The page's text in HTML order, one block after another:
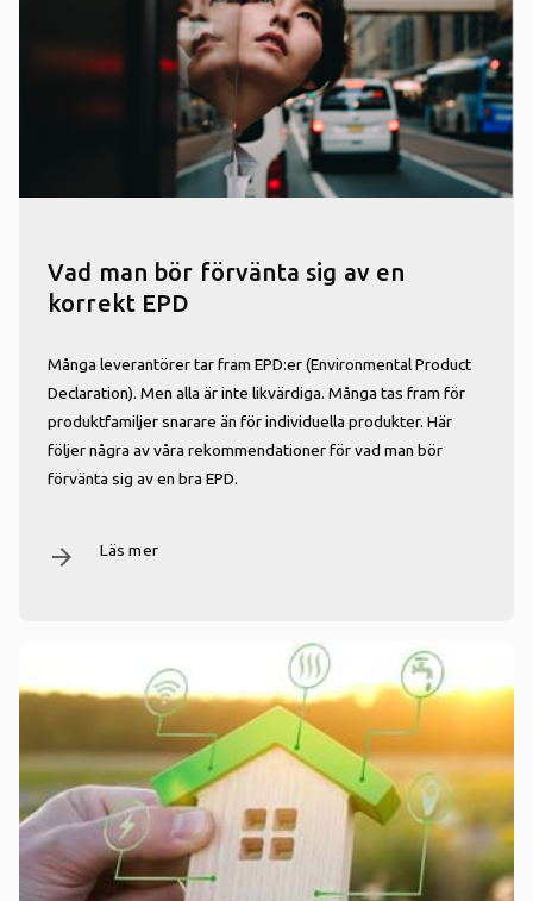
Vad man bör förvänta sig av en
korrekt EPD
Många leverantörer tar fram EPD:er (Environmental Product
Declaration). Men alla är inte likvärdiga. Många tas fram för
produktfamiljer snarare än för individuella produkter. Här
följer några av våra rekommendationer för vad man bör
förvänta sig av en bra EPD.
arrow_forward Läs mer